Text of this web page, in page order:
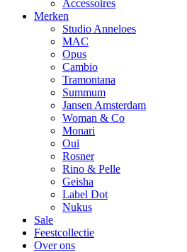
Accessoires
Merken
Studio Anneloes
MAC
Opus
Cambio
Tramontana
Summum
Jansen Amsterdam
Woman & Co
Monari
Oui
Rosner
Rino & Pelle
Geisha
Label Dot
Nukus
Sale
Feestcollectie
Over ons